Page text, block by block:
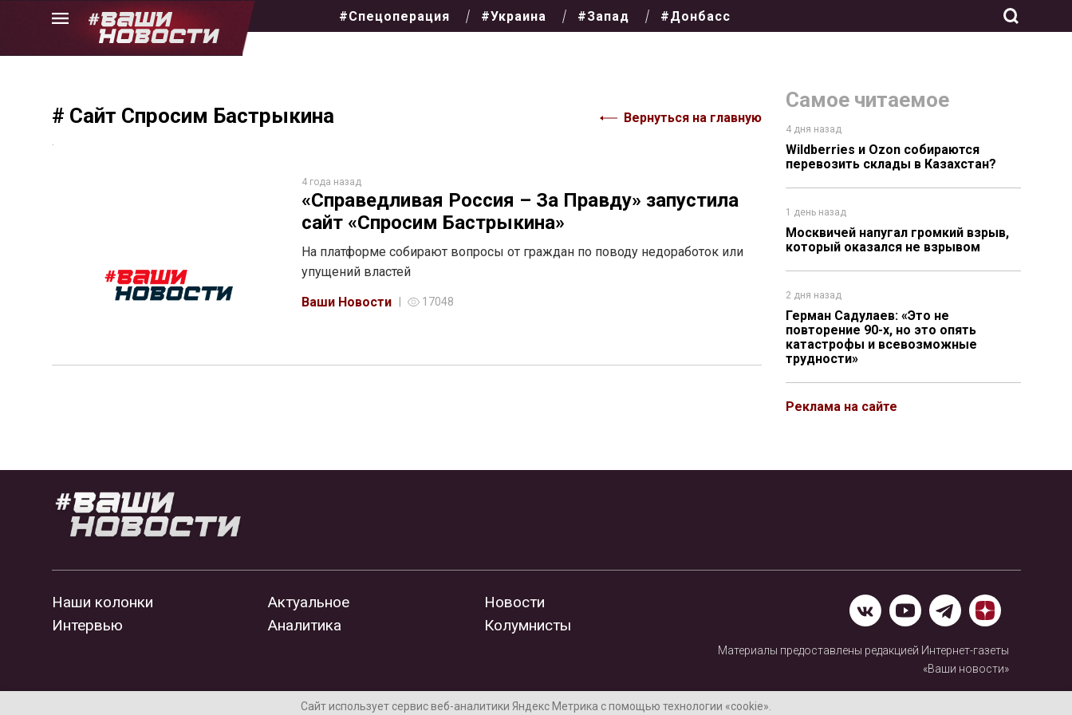
Skip
#Спецоперация #Украина #Запад #Донбасс
# Сайт Спросим Бастрыкина Вернуться на главную
4 года назад
«Справедливая Россия – За Правду» запустила
сайт «Спросим Бастрыкина»
На платформе собирают вопросы от граждан по поводу недоработок или
упущений властей
Ваши Новости
17048
Самое читаемое
4 дня назад
Wildberries и Ozon собираются
перевозить склады в Казахстан?
1 день назад
Москвичей напугал громкий взрыв,
который оказался не взрывом
2 дня назад
Герман Садулаев: «Это не
повторение 90-х, но это опять
катастрофы и всевозможные
трудности»
Реклама на сайте
Наши колонки
Интервью
Актуальное
Аналитика
Новости
Колумнисты
Материалы предоставлены редакцией Интернет-газеты
«Ваши новости»
Нашли ошибку? Выделите ее и нажмите Ctrl+Enter
Сайт использует сервис веб-аналитики Яндекс Метрика с помощью технологии «cookie».